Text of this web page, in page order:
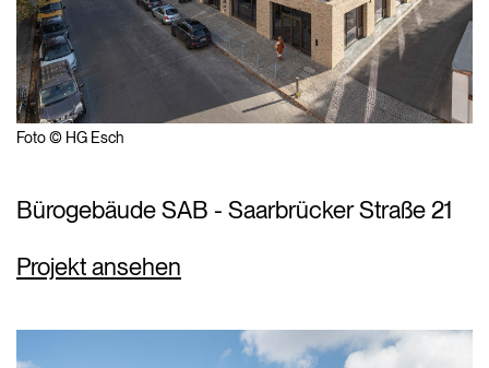
Foto © HG Esch
Bürogebäude SAB - Saarbrücker Straße 21
Projekt ansehen